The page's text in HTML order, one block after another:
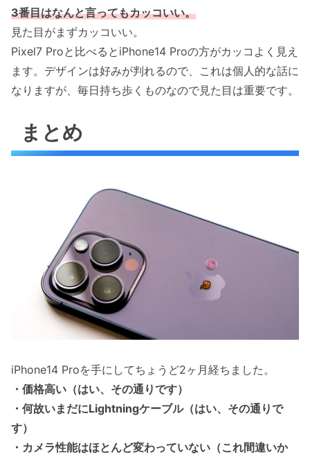
3番目はなんと言ってもカッコいい。
見た目がまずカッコいい。
Pixel7 Proと比べるとiPhone14 Proの方がカッコよく見え
ます。デザインは好みが判れるので、これは個人的な話に
なりますが、毎日持ち歩くものなので見た目は重要です。
まとめ
iPhone14 Proを手にしてちょうど2ヶ月経ちました。
・価格高い（はい、その通りです）
・何故いまだにLightningケーブル（はい、その通りで
す）
・カメラ性能はほとんど変わっていない（これ間違いか